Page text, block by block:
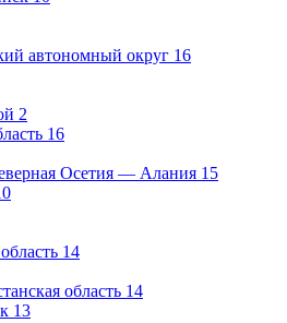
автономный округ 16
2
16
Осетия — Алания 15
14
область 14
13